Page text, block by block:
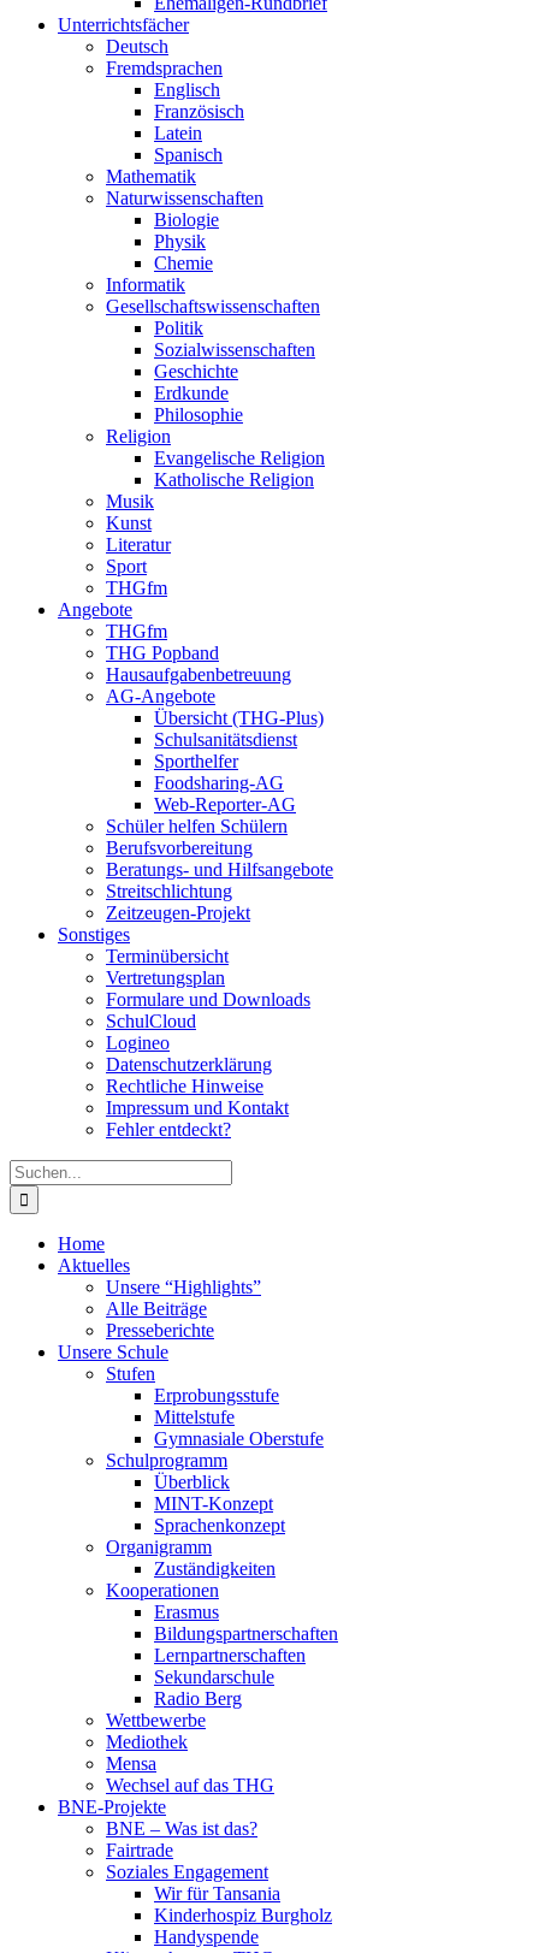
Unterrichtsfächer
Deutsch
Fremdsprachen
Englisch
Französisch
Latein
Spanisch
Mathematik
Naturwissenschaften
Biologie
Physik
Chemie
Informatik
Gesellschaftswissenschaften
Politik
Sozialwissenschaften
Geschichte
Erdkunde
Philosophie
Religion
Evangelische Religion
Katholische Religion
Musik
Kunst
Literatur
Sport
THGfm
Angebote
THGfm
THG Popband
Hausaufgabenbetreuung
AG-Angebote
Übersicht (THG-Plus)
Schulsanitätsdienst
Sporthelfer
Foodsharing-AG
Web-Reporter-AG
Schüler helfen Schülern
Berufsvorbereitung
Beratungs- und Hilfsangebote
Streitschlichtung
Zeitzeugen-Projekt
Sonstiges
Terminübersicht
Vertretungsplan
Formulare und Downloads
SchulCloud
Logineo
Datenschutzerklärung
Rechtliche Hinweise
Impressum und Kontakt
Fehler entdeckt?
Suche
nach:
Home
Aktuelles
Unsere “Highlights”
Alle Beiträge
Presseberichte
Unsere Schule
Stufen
Erprobungsstufe
Mittelstufe
Gymnasiale Oberstufe
Schulprogramm
Überblick
MINT-Konzept
Sprachenkonzept
Organigramm
Zuständigkeiten
Kooperationen
Erasmus
Bildungspartnerschaften
Lernpartnerschaften
Sekundarschule
Radio Berg
Wettbewerbe
Mediothek
Mensa
Wechsel auf das THG
BNE-Projekte
BNE – Was ist das?
Fairtrade
Soziales Engagement
Wir für Tansania
Kinderhospiz Burgholz
Handyspende